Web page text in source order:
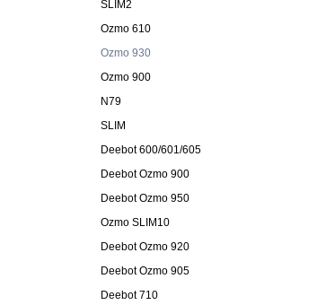
SLIM2
Ozmo 610
Ozmo 930
Ozmo 900
N79
SLIM
Deebot 600/601/605
Deebot Ozmo 900
Deebot Ozmo 950
Ozmo SLIM10
Deebot Ozmo 920
Deebot Ozmo 905
Deebot 710